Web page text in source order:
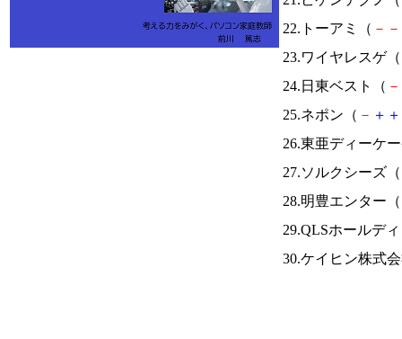
22.トーアミ（ － －
23.ワイヤレスゲ（
24.日東ベスト（ －
25.ネポン（ － ＋ ＋
26.東亜ディーケ
27.ソルクシーズ（
28.明豊エンター（
29.QLSホールデ
30.ケイヒン株式